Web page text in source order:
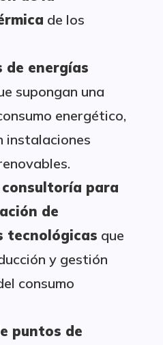
de los
de energías
supongan una
energético,
instalaciones
consultoría para
de
tecnológicas que
y gestión
consumo
puntos de